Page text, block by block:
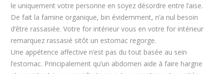
le uniquement votre personne en soyez désordre entre l’aise.
De fait la famine organique, bin évidemment, n’a nul besoin
d’être rassasiée. Votre for intérieur vous en votre for intérieur
remarquez rassasié sitôt un estomac regorge.
Une appétence affective n’est pas du tout basée au sein
l’estomac. Principalement qu’un abdomen aide à faire hargne